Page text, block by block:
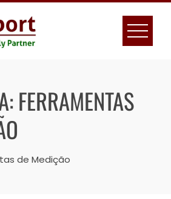
FERRAMENTAS
de Medição